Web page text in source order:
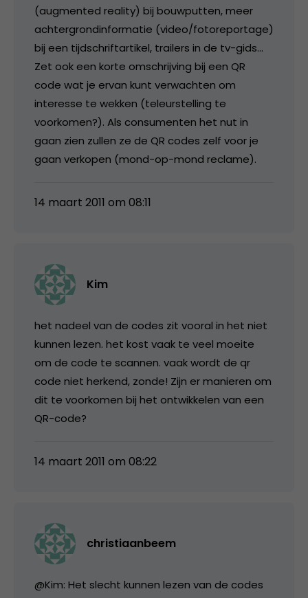
(augmented reality) bij bouwputten, meer
achtergrondinformatie (video/fotoreportage)
bij een tijdschriftartikel, trailers in de tv-gids…
Zet ook een korte omschrijving bij een QR
code wat je ervan kunt verwachten om
interesse te wekken (teleurstelling te
voorkomen?). Als consumenten het nut in
gaan zien zullen ze de QR codes zelf voor je
gaan verkopen (mond-op-mond reclame).
14 maart 2011 om 08:11
Kim
het nadeel van de codes zit vooral in het niet
kunnen lezen. het kost vaak te veel moeite
om de code te scannen. vaak wordt de qr
code niet herkend, zonde! Zijn er manieren om
dit te voorkomen bij het ontwikkelen van een
QR-code?
14 maart 2011 om 08:22
christiaanbeem
@Kim: Het slecht kunnen lezen van de codes